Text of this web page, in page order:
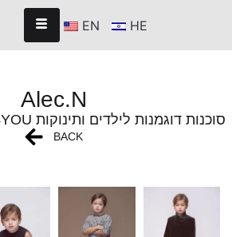
EN HE
Alec.N
KIDS & BABY - T4YOU סוכנות דוגמנות לילדים ותינוקות
BACK